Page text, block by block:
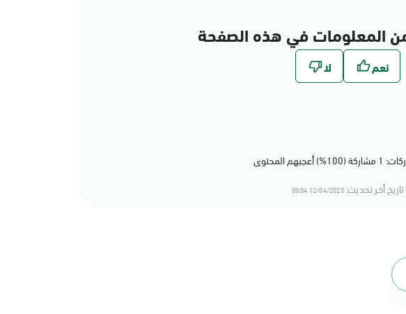
المعلومات في هذه الصفحة
المحتوى
تاريخ أخر تحديث:12/04/2025 00:04